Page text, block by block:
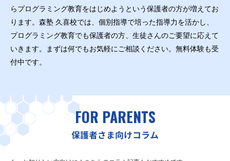
らプログラミング教育をはじめようという保護者の方が増えてお
ります。森塾 久喜校では、個別指導で培った指導力を活かし、
プログラミング教育でも保護者の方、生徒さんのご要望に応えて
いきます。まずは何でもお気軽にご相談ください。無料体験も受
付中です。
FOR PARENTS
保護者さま向けコラム